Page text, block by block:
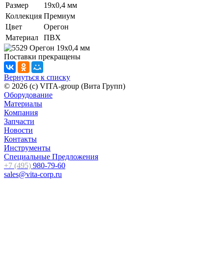
Размер
19x0,4 мм
Коллекция Премиум
Цвет
Орегон
Материал
ПВХ
Поставки прекращены
Вернуться к списку
© 2026 (c) VITA-group (Вита Групп)
Оборудование
Материалы
Компания
Запчасти
Новости
Контакты
Инструменты
Специальные Предложения
+7 (495) 980-79-60
sales@vita-corp.ru